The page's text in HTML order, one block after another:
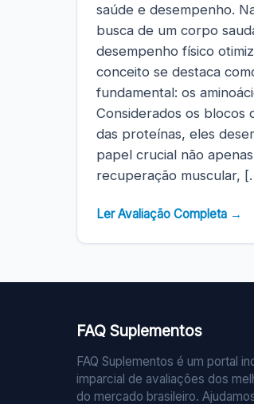
saúde e desempenho.
busca de um corpo
desempenho físico
conceito se destaca
fundamental: os
Considerados os blocos
das proteínas, eles
papel crucial não
recuperação muscular,
Ler Avaliação Completa →
FAQ Suplementos
FAQ Suplementos é um portal
imparcial de avaliações dos
do mercado brasileiro.